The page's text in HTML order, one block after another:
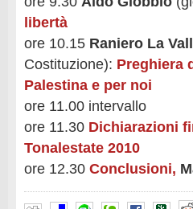
libertà
ore 10.15 Raniero La
Costituzione): Preghiera
Palestina e per noi
ore 11.00 intervallo
ore 11.30 Dichiarazioni
Tonalestate 2010
ore 12.30 Conclusioni,